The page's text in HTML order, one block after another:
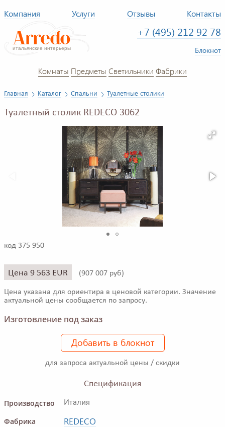
Компания Услуги Отзывы Контакты
+7 (495) 212 92 78
Блокнот
Комнаты Предметы Светильники Фабрики
Главная Каталог Спальни Туалетные столики
Туалетный столик REDECO 3062
код 375 950
Цена 9 563 EUR (907 007 руб)
Цена указана для ориентира в ценовой категории. Значение
актуальной цены сообщается по запросу.
Изготовление под заказ
Добавить в блокнот
для запроса актуальной цены / скидки
Спецификация
Производство
Италия
Фабрика REDECO